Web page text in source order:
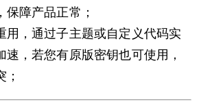
保障产品正常；
用，通过子主题或自定义代码实
速，若您有原版密钥也可使用，